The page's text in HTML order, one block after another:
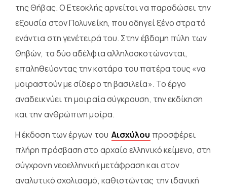
της Θήβας. Ο Ετεοκλής αρνείται να παραδώσει την
εξουσία στον Πολυνείκη, που οδηγεί ξένο στρατό
ενάντια στη γενέτειρά του. Στην έβδομη πύλη των
Θηβών, τα δύο αδέλφια αλληλοσκοτώνονται,
επαληθεύοντας την κατάρα του πατέρα τους «να
μοιραστούν με σίδερο τη βασιλεία». Το έργο
αναδεικνύει τη μοιραία σύγκρουση, την εκδίκηση
και την ανθρώπινη μοίρα.
Η έκδοση των έργων του Αισχύλου προσφέρει
πλήρη πρόσβαση στο αρχαίο ελληνικό κείμενο, στη
σύγχρονη νεοελληνική μετάφραση και στον
αναλυτικό σχολιασμό, καθιστώντας την ιδανική